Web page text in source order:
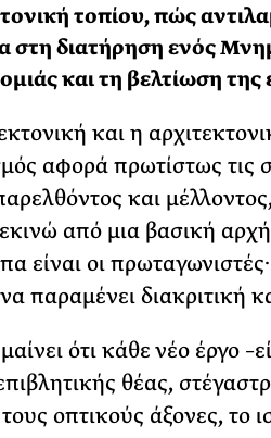
τοπίου, πώς
στη διατήρηση ενός
και τη βελτίωση
και η
αφορά πρωτίστως τις
και
από μια βασική
είναι οι
παραμένει διακριτική
ότι κάθε νέο έργο
θέας,
οπτικούς άξονες, το